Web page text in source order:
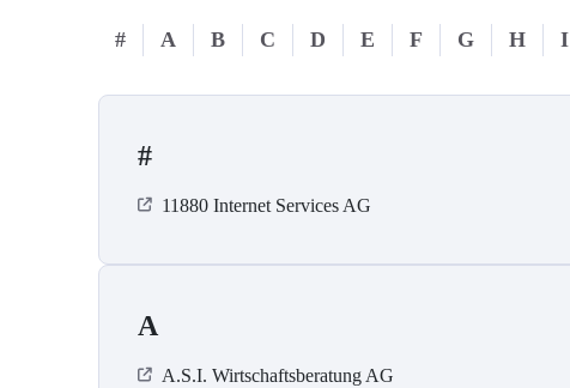
# A B C D E F G H I
#
11880 Internet Services AG
A
A.S.I. Wirtschaftsberatung AG